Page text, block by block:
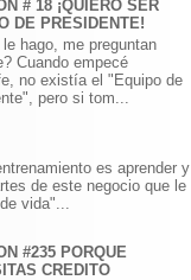
# 18 ¡QUIERO SER
DE PRESIDENTE!
hago, me preguntan
Cuando empecé
no existía el "Equipo de
pero si tom...
es aprender y
de este negocio que le
vida"...
#235 PORQUE
CREDITO